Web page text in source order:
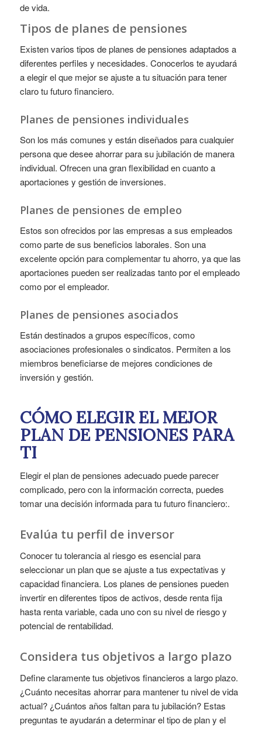
de vida.
Tipos de planes de pensiones
Existen varios tipos de planes de pensiones adaptados a
diferentes perfiles y necesidades. Conocerlos te ayudará
a elegir el que mejor se ajuste a tu situación para tener
claro tu futuro financiero.
Planes de pensiones individuales
Son los más comunes y están diseñados para cualquier
persona que desee ahorrar para su jubilación de manera
individual. Ofrecen una gran flexibilidad en cuanto a
aportaciones y gestión de inversiones.
Planes de pensiones de empleo
Estos son ofrecidos por las empresas a sus empleados
como parte de sus beneficios laborales. Son una
excelente opción para complementar tu ahorro, ya que las
aportaciones pueden ser realizadas tanto por el empleado
como por el empleador.
Planes de pensiones asociados
Están destinados a grupos específicos, como
asociaciones profesionales o sindicatos. Permiten a los
miembros beneficiarse de mejores condiciones de
inversión y gestión.
CÓMO ELEGIR EL MEJOR
PLAN DE PENSIONES PARA
TI
Elegir el plan de pensiones adecuado puede parecer
complicado, pero con la información correcta, puedes
tomar una decisión informada para tu futuro financiero:.
Evalúa tu perfil de inversor
Conocer tu tolerancia al riesgo es esencial para
seleccionar un plan que se ajuste a tus expectativas y
capacidad financiera. Los planes de pensiones pueden
invertir en diferentes tipos de activos, desde renta fija
hasta renta variable, cada uno con su nivel de riesgo y
potencial de rentabilidad.
Considera tus objetivos a largo plazo
Define claramente tus objetivos financieros a largo plazo.
¿Cuánto necesitas ahorrar para mantener tu nivel de vida
actual? ¿Cuántos años faltan para tu jubilación? Estas
preguntas te ayudarán a determinar el tipo de plan y el